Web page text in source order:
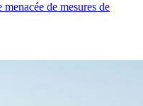
de mesures de